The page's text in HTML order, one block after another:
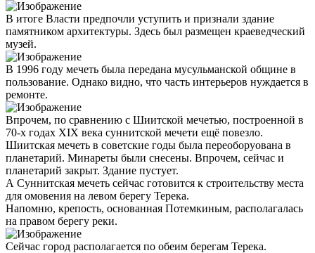
В итоге Власти предпочли уступить и признали здание
памятником архитектуры. Здесь был размещен краеведческий
музей.
В 1996 году мечеть была передана мусульманской общине в
пользование. Однако видно, что часть интерьеров нуждается в
ремонте.
Впрочем, по сравнению с Шиитской мечетью, построенной в
70-х годах ХIХ века суннитской мечети ещё повезло.
Шиитская мечеть в советские годы была переоборуована в
планетарий. Минареты были снесены. Впрочем, сейчас и
планетарий закрыт. Здание пустует.
А Суннитская мечеть сейчас готовится к строительству места
для омовения на левом берегу Терека.
Напомню, крепость, основанная Потемкиным, располагалась
на правом берегу реки.
Сейчас город располагается по обеим берегам Терека.